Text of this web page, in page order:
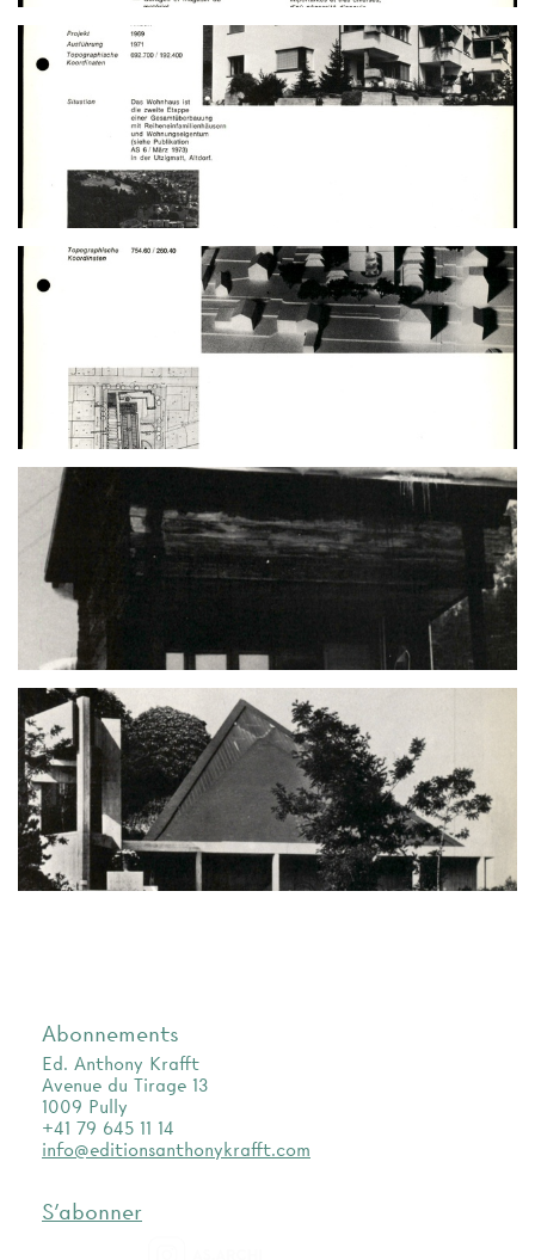
Abonnements
Ed. Anthony Krafft
Avenue du Tirage 13
1009 Pully
+41 79 645 11 14
info@editionsanthonykrafft.com
S'abonner